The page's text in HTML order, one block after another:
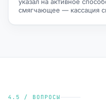
смягчающее — кассация
4.5 / ВОПРОСЫ